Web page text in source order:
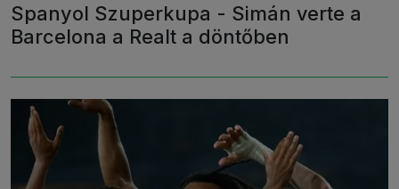
Spanyol Szuperkupa - Simán verte a
Barcelona a Realt a döntőben